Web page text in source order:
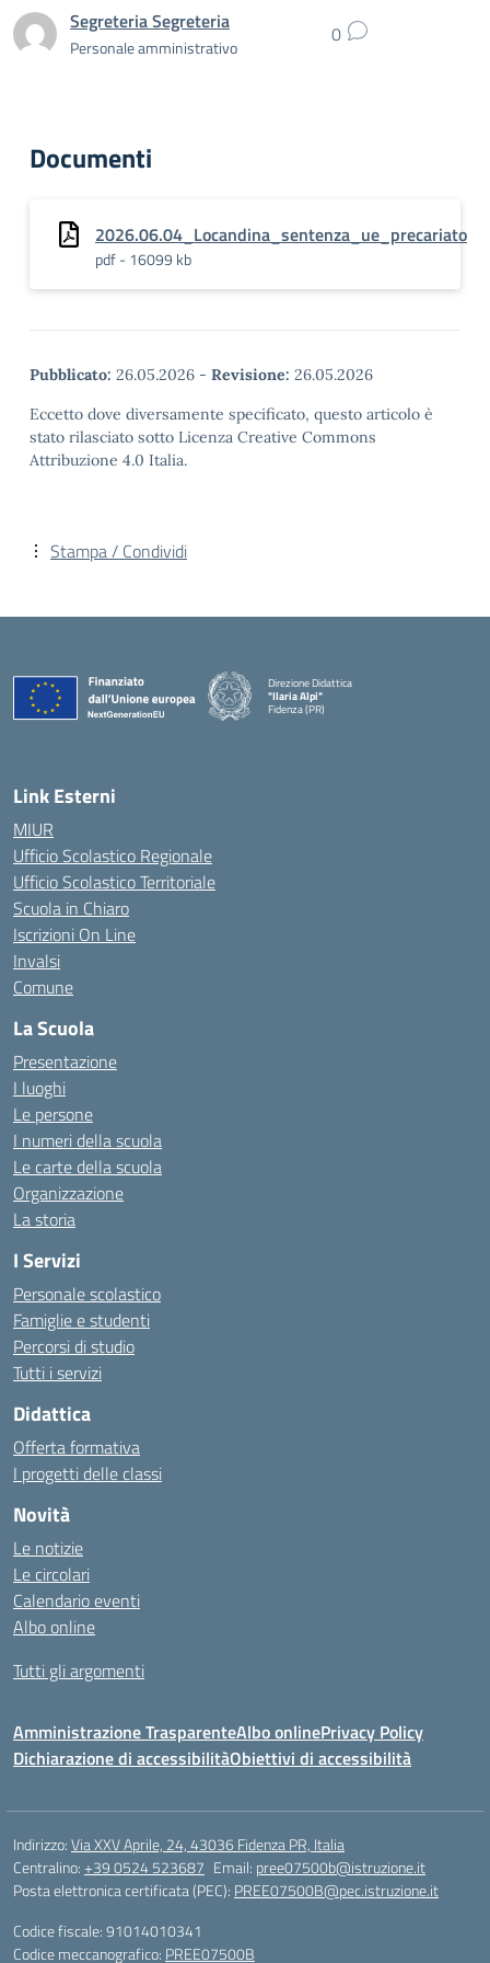
Segreteria Segreteria
Personale amministrativo 0
Documenti
2026.06.04_Locandina_sentenza_ue_precariato
pdf - 16099 kb
Pubblicato: 26.05.2026 - Revisione: 26.05.2026
Eccetto dove diversamente specificato, questo articolo è
stato rilasciato sotto Licenza Creative Commons
Attribuzione 4.0 Italia.
Stampa / Condividi
Direzione Didattica
"Ilaria Alpi"
Fidenza (PR)
Link Esterni
MIUR
Ufficio Scolastico Regionale
Ufficio Scolastico Territoriale
Scuola in Chiaro
Iscrizioni On Line
Invalsi
Comune
La Scuola
Presentazione
I luoghi
Le persone
I numeri della scuola
Le carte della scuola
Organizzazione
La storia
I Servizi
Personale scolastico
Famiglie e studenti
Percorsi di studio
Tutti i servizi
Didattica
Offerta formativa
I progetti delle classi
Novità
Le notizie
Le circolari
Calendario eventi
Albo online
Tutti gli argomenti
Amministrazione TrasparenteAlbo onlinePrivacy Policy
Dichiarazione di accessibilitàObiettivi di accessibilità
Indirizzo:Via XXV Aprile, 24, 43036 Fidenza PR, Italia
Centralino:+39 0524 523687 Email: pree07500b@istruzione.it
Posta elettronica certificata (PEC): PREE07500B@pec.istruzione.it
Codice fiscale: 91014010341
Codice meccanografico: PREE07500B